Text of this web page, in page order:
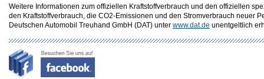
Weitere Informationen zum offiziellen Kraftstoffverbrauch und den offiziellen
den Kraftstoffverbrauch, die CO2-Emissionen und den Stromverbrauch neuer
Deutschen Automobil Treuhand GmbH (DAT) unter www.dat.de unentgeltlich